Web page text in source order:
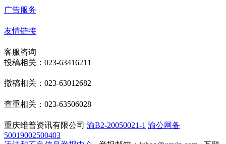
广告服务
友情链接
客服咨询
投稿相关：023-63416211
撤稿相关：023-63012682
查重相关：023-63506028
重庆维普资讯有限公司 渝B2-20050021-1 渝公网备
50019002500403